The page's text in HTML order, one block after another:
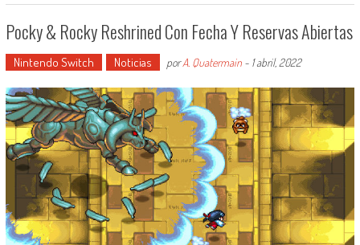
Pocky & Rocky Reshrined Con Fecha Y Reservas Abiertas
Nintendo Switch Noticias porA. Quatermain- 1 abril, 2022